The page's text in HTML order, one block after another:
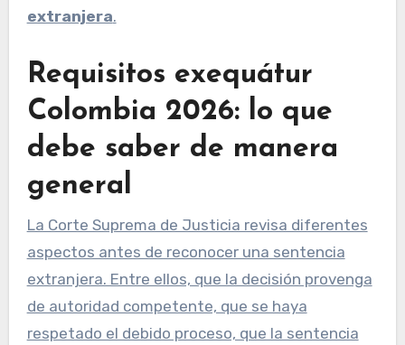
extranjera.
Requisitos exequátur
Colombia 2026: lo que
debe saber de manera
general
La Corte Suprema de Justicia revisa diferentes
aspectos antes de reconocer una sentencia
extranjera. Entre ellos, que la decisión provenga
de autoridad competente, que se haya
respetado el debido proceso, que la sentencia